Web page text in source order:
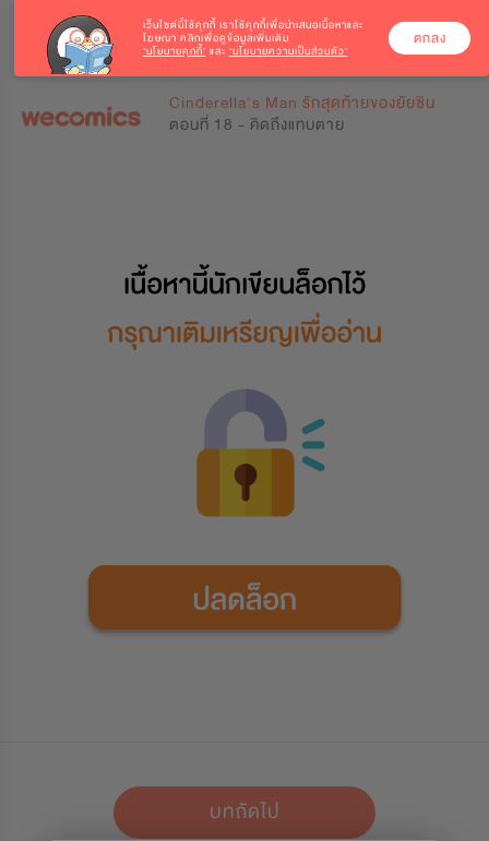
Cinderella's Man รักสุดท้ายของยัยซิน
ตอนที่ 18 - คิดถึงแทบตาย
บทถัดไป
เว็บไซต์นี้ใช้คุกกี้ เราใช้คุกกี้เพื่อนำเสนอเนื้อหาและ
โฆษณา คลิกเพื่อดูข้อมูลเพิ่มเติม
‘นโยบายคุกกี้’ และ ‘นโยบายความเป็นส่วนตัว’
ตกลง